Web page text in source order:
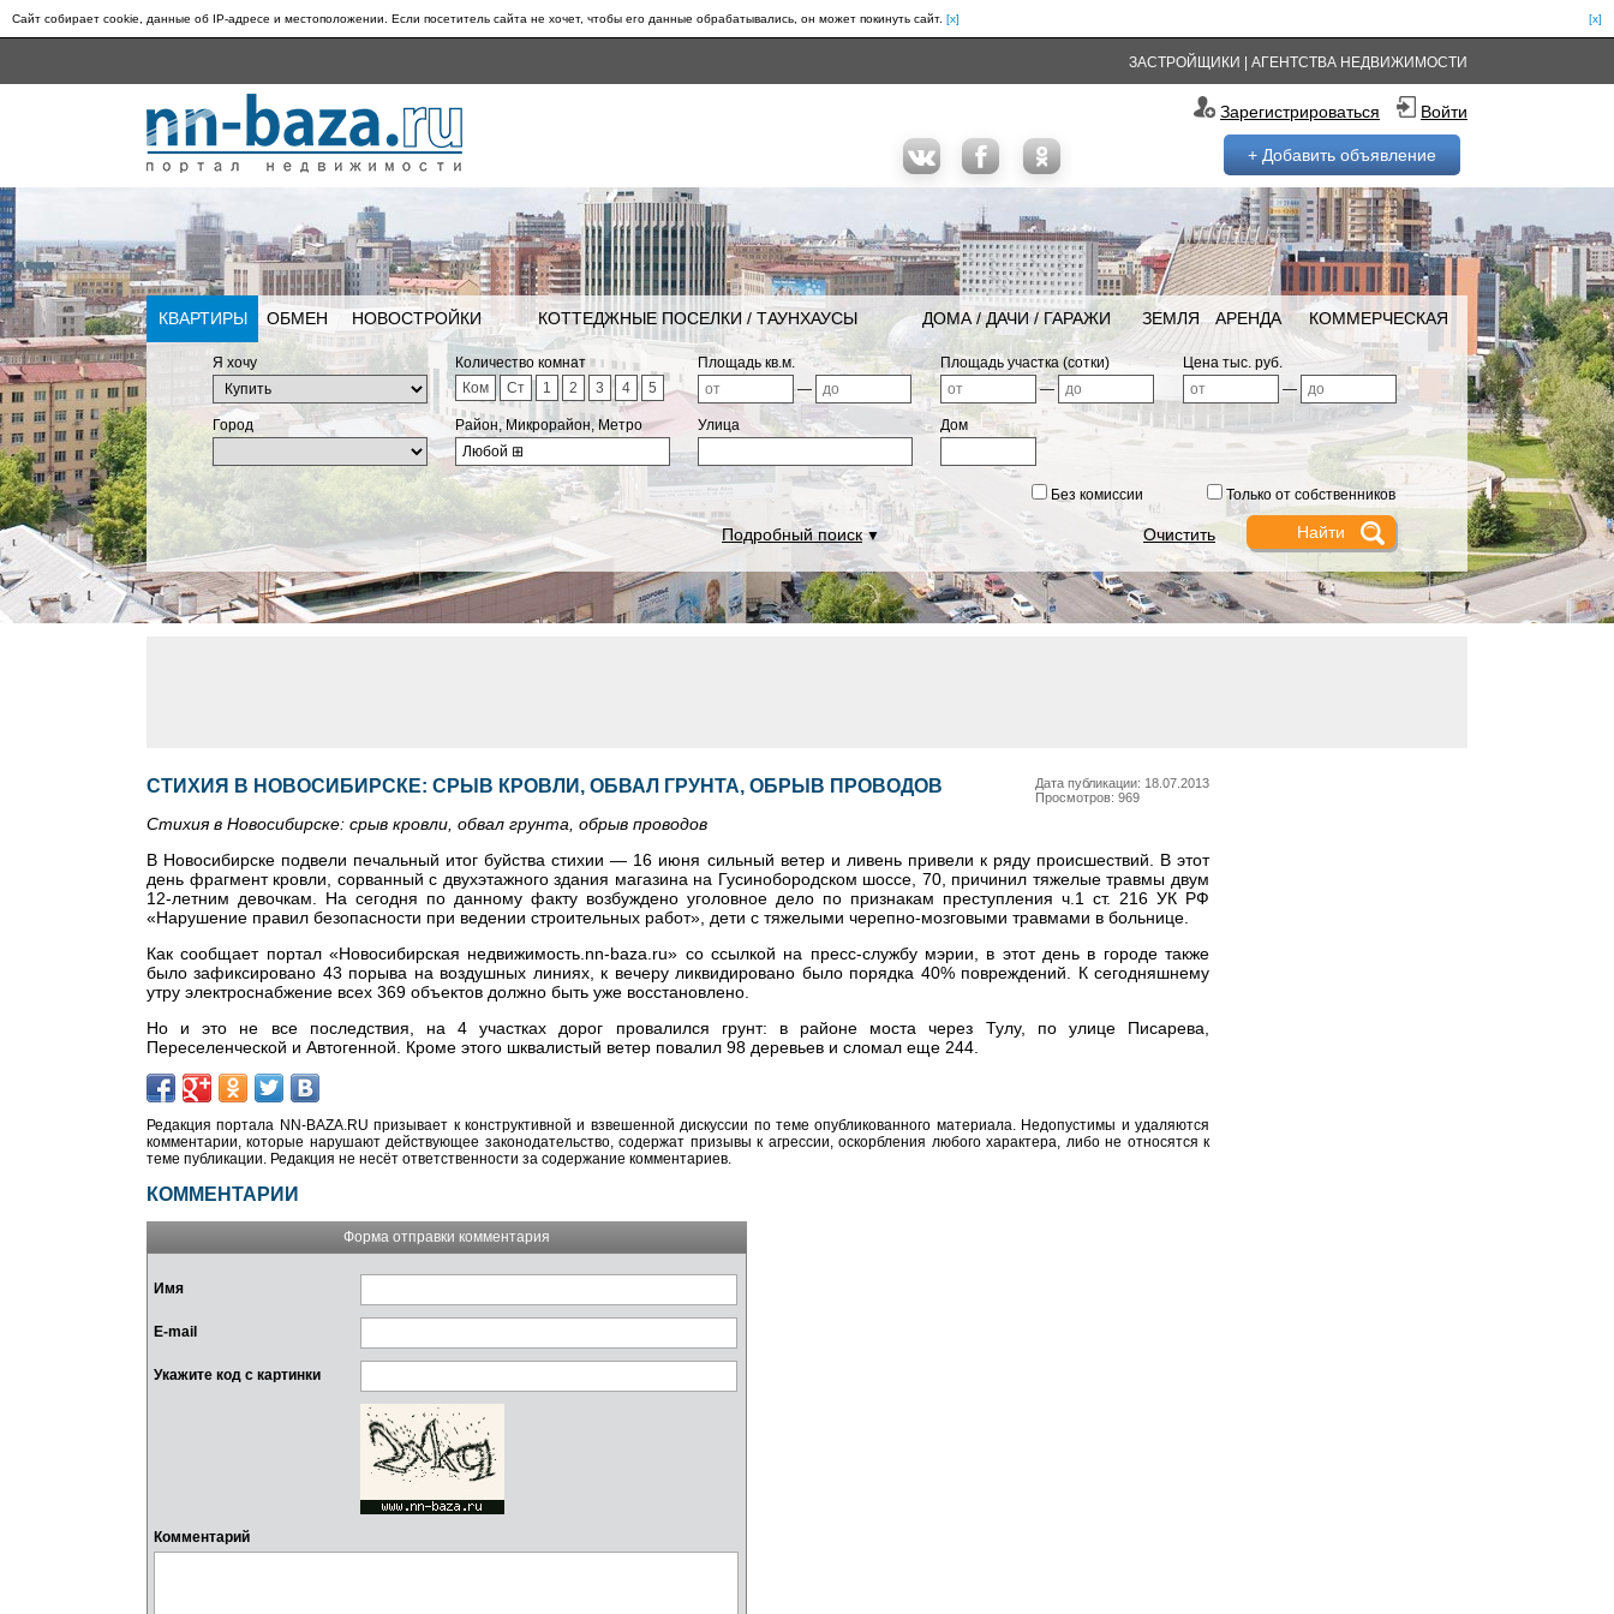
Сайт собирает cookie, данные об IP-адресе и местоположении. Если посетитель сайта не хочет, чтобы его данные обрабатывались, он может покинуть сайт. [x]
[x]
ЗАСТРОЙЩИКИ АГЕНТСТВА НЕДВИЖИМОСТИ
Зарегистрироваться Войти
+ Добавить объявление
КВАРТИРЫ ОБМЕН НОВОСТРОЙКИ КОТТЕДЖНЫЕ ПОСЕЛКИ / ТАУНХАУСЫ ДОМА / ДАЧИ / ГАРАЖИ ЗЕМЛЯ АРЕНДА КОММЕРЧЕСКАЯ
Я хочу
Количество комнат
Ком
Ст 1 2 3 4 5
Площадь кв.м.
—
Площадь участка (сотки)
—
Цена тыс. руб.
—
Город
Район, Микрорайон, Метро
Любой ⊞
Улица Дом
Без комиссии Только от собственников
Подробный поиск▼ Очистить
Дата публикации: 18.07.2013
Просмотров: 969
СТИХИЯ В НОВОСИБИРСКЕ: СРЫВ КРОВЛИ, ОБВАЛ ГРУНТА, ОБРЫВ ПРОВОДОВ
Стихия в Новосибирске: срыв кровли, обвал грунта, обрыв проводов
В Новосибирске подвели печальный итог буйства стихии — 16 июня сильный ветер и ливень привели к ряду происшествий. В этот
день фрагмент кровли, сорванный с двухэтажного здания магазина на Гусинобородском шоссе, 70, причинил тяжелые травмы двум
12-летним девочкам. На сегодня по данному факту возбуждено уголовное дело по признакам преступления ч.1 ст. 216 УК РФ
«Нарушение правил безопасности при ведении строительных работ», дети с тяжелыми черепно-мозговыми травмами в больнице.
Как сообщает портал «Новосибирская недвижимость.nn-baza.ru» со ссылкой на пресс-службу мэрии, в этот день в городе также
было зафиксировано 43 порыва на воздушных линиях, к вечеру ликвидировано было порядка 40% повреждений. К сегодняшнему
утру электроснабжение всех 369 объектов должно быть уже восстановлено.
Но и это не все последствия, на 4 участках дорог провалился грунт: в районе моста через Тулу, по улице Писарева,
Переселенческой и Автогенной. Кроме этого шквалистый ветер повалил 98 деревьев и сломал еще 244.
Редакция портала NN-BAZA.RU призывает к конструктивной и взвешенной дискуссии по теме опубликованного материала. Недопустимы и удаляются
комментарии, которые нарушают действующее законодательство, содержат призывы к агрессии, оскорбления любого характера, либо не относятся к
теме публикации. Редакция не несёт ответственности за содержание комментариев.
КОММЕНТАРИИ
Форма отправки комментария
Имя
E-mail
Укажите код с картинки
Комментарий